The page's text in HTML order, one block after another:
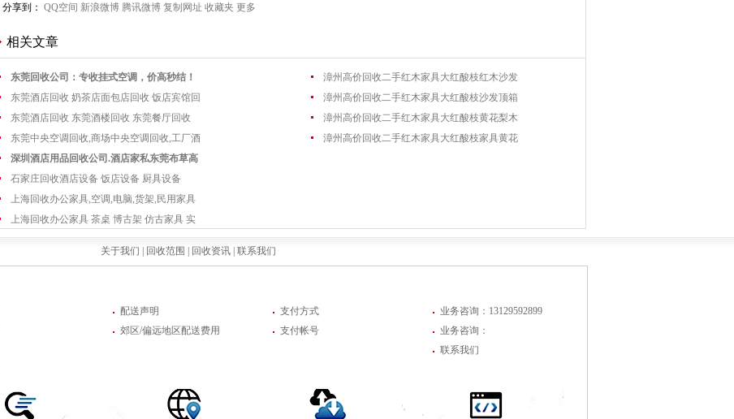
分享到： QQ空间 新浪微博 腾讯微博 复制网址 收藏夹 更多
相关文章
东莞回收公司：专收挂式空调，价高秒结！
东莞酒店回收 奶茶店面包店回收 饭店宾馆回
东莞酒店回收 东莞酒楼回收 东莞餐厅回收
东莞中央空调回收,商场中央空调回收,工厂酒
深圳酒店用品回收公司.酒店家私东莞布草高
石家庄回收酒店设备 饭店设备 厨具设备
上海回收办公家具,空调,电脑,货架,民用家具
上海回收办公家具 茶桌 博古架 仿古家具 实
漳州高价回收二手红木家具大红酸枝红木沙发
漳州高价回收二手红木家具大红酸枝沙发顶箱
漳州高价回收二手红木家具大红酸枝黄花梨木
漳州高价回收二手红木家具大红酸枝家具黄花
关于我们 | 回收范围 | 回收资讯 | 联系我们
配送声明
郊区/偏远地区配送费用
支付方式
支付帐号
业务咨询：13129592899
业务咨询：
联系我们